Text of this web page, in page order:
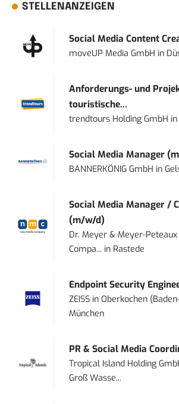
STELLENANZEIGEN
Social Media Content
moveUP Media GmbH in
Anforderungs- und
touristische...
trendtours Holding GmbH in
Social Media Manager
BANNERKÖNIG GmbH in
Social Media Manager /
(m/w/d)
Dr. Meyer & Meyer-
Compa... in Rastede
Endpoint Security
ZEISS inOberkochen
München
PR & Social Media
Tropical Island Holding
Groß Wasse...